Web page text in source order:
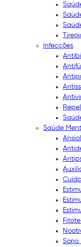
Infecções
Saúde
Sono